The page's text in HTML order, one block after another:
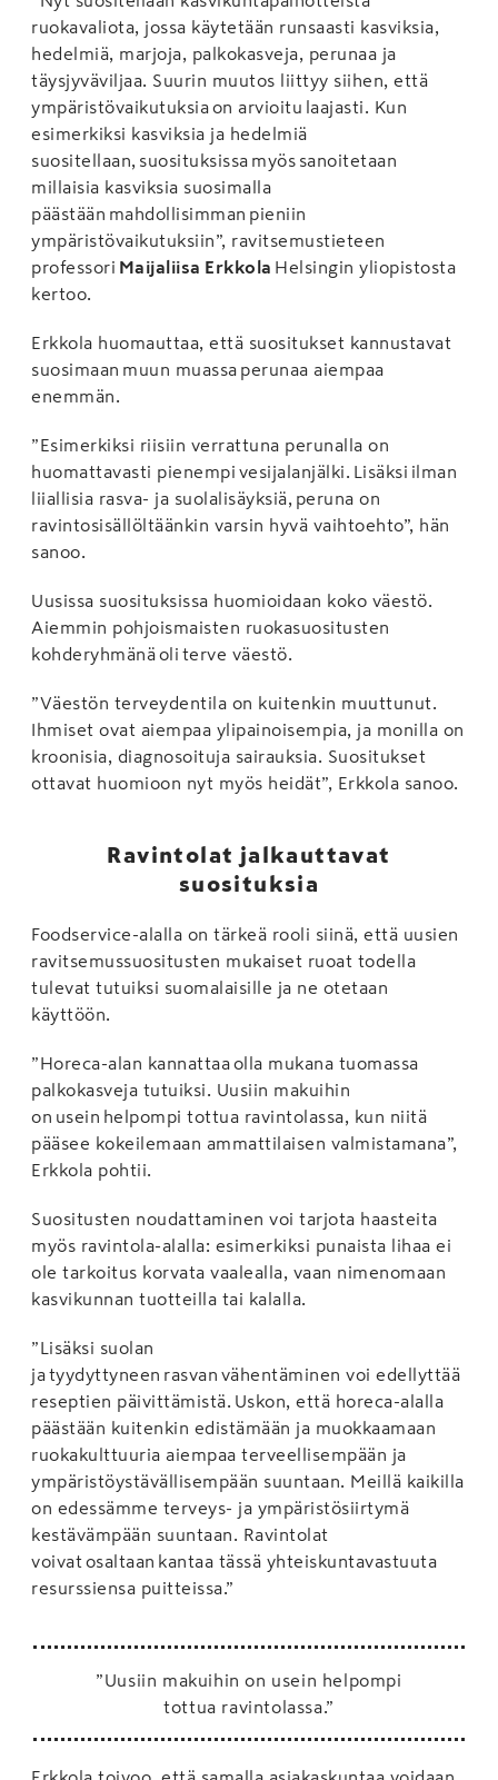
ruokavaliota, jossa käytetään runsaasti kasviksia,
hedelmiä, marjoja, palkokasveja, perunaa ja
täysjyväviljaa. Suurin muutos liittyy siihen, että
ympäristövaikutuksia on arvioitu laajasti. Kun
esimerkiksi kasviksia ja hedelmiä
suositellaan, suosituksissa myös sanoitetaan
millaisia kasviksia suosimalla
päästään mahdollisimman pieniin
ympäristövaikutuksiin”, ravitsemustieteen
professori Maijaliisa Erkkola Helsingin yliopistosta
kertoo.
Erkkola huomauttaa, että suositukset kannustavat
suosimaan muun muassa perunaa aiempaa
enemmän.
”Esimerkiksi riisiin verrattuna perunalla on
huomattavasti pienempi vesijalanjälki. Lisäksi ilman
liiallisia rasva- ja suolalisäyksiä, peruna on
ravintosisällöltäänkin varsin hyvä vaihtoehto”, hän
sanoo.
Uusissa suosituksissa huomioidaan koko väestö.
Aiemmin pohjoismaisten ruokasuositusten
kohderyhmänä oli terve väestö.
”Väestön terveydentila on kuitenkin muuttunut.
Ihmiset ovat aiempaa ylipainoisempia, ja monilla on
kroonisia, diagnosoituja sairauksia. Suositukset
ottavat huomioon nyt myös heidät”, Erkkola sanoo.
Ravintolat jalkauttavat
suosituksia
Foodservice-alalla on tärkeä rooli siinä, että uusien
ravitsemussuositusten mukaiset ruoat todella
tulevat tutuiksi suomalaisille ja ne otetaan
käyttöön.
”Horeca-alan kannattaa olla mukana tuomassa
palkokasveja tutuiksi. Uusiin makuihin
on usein helpompi tottua ravintolassa, kun niitä
pääsee kokeilemaan ammattilaisen valmistamana”,
Erkkola pohtii.
Suositusten noudattaminen voi tarjota haasteita
myös ravintola-alalla: esimerkiksi punaista lihaa ei
ole tarkoitus korvata vaalealla, vaan nimenomaan
kasvikunnan tuotteilla tai kalalla.
”Lisäksi suolan
ja tyydyttyneen rasvan vähentäminen voi edellyttää
reseptien päivittämistä. Uskon, että horeca-alalla
päästään kuitenkin edistämään ja muokkaamaan
ruokakulttuuria aiempaa terveellisempään ja
ympäristöystävällisempään suuntaan. Meillä kaikilla
on edessämme terveys- ja ympäristösiirtymä
kestävämpään suuntaan. Ravintolat
voivat osaltaan kantaa tässä yhteiskuntavastuuta
resurssiensa puitteissa.”
”Uusiin makuihin on usein helpompi
tottua ravintolassa.”
Erkkola toivoo, että samalla asiakaskuntaa voidaan